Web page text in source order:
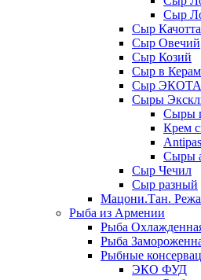
Сыр
Сыр Качотта
Сыр Овечий
Сыр Козий
Сыр в
Сыр
Сыры
Сыры
Крем
Сыры
Сыр Чечил
Сыр разный
Мацони.Тан.
Рыба из Армении
Рыба
Рыба
Рыбные
ЭКО ФУД